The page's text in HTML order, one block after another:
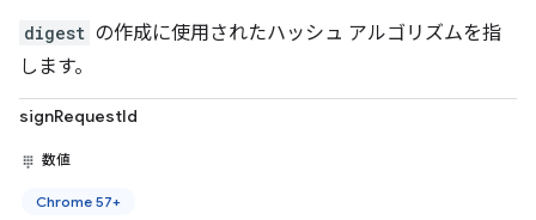
digest の作成に使用されたハッシュ アルゴリズムを指
します。
signRequestId
数値
Chrome 57+